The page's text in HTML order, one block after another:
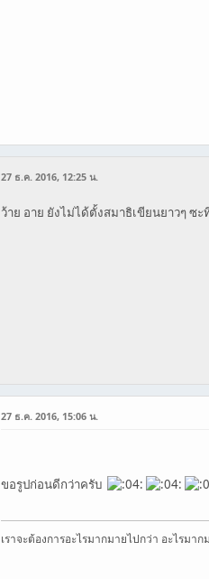
27 ธ.ค. 2016, 12:25 น.
ว้าย อาย ยังไม่ได้ตั้งสมาธิเขียนยาวๆ ซะ
27 ธ.ค. 2016, 15:06 น.
ขอรูปก่อนดีกว่าครับ
เราจะต้องการอะไรมากมายไปกว่า อะไรมาก